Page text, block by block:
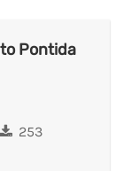
Pontida
253